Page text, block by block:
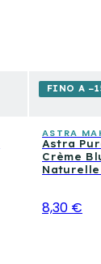
FINO A
ASTRA
Astra
Crème
Naturelle
8,30 €